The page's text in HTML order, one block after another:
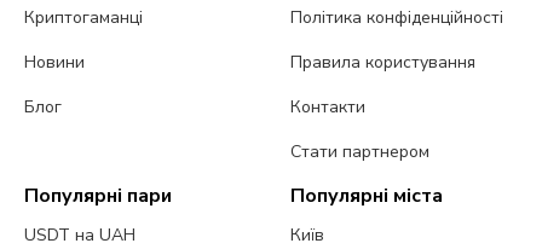
Криптогаманці
Новини
Блог
Політика конфіденційності
Правила користування
Контакти
Стати партнером
Популярні пари
USDT на UAH
Популярні міста
Київ